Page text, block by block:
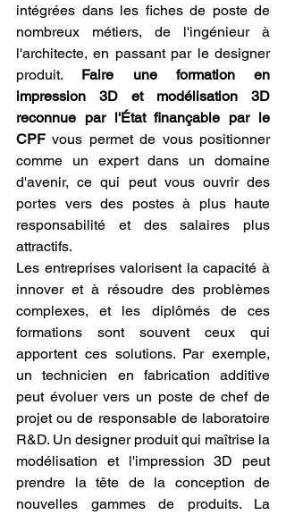
intégrées dans les fiches de poste de
nombreux métiers, de l'ingénieur à
l'architecte, en passant par le designer
produit. Faire une formation en
impression 3D et modélisation 3D
reconnue par l'État finançable par le
CPF vous permet de vous positionner
comme un expert dans un domaine
d'avenir, ce qui peut vous ouvrir des
portes vers des postes à plus haute
responsabilité et des salaires plus
attractifs.
Les entreprises valorisent la capacité à
innover et à résoudre des problèmes
complexes, et les diplômés de ces
formations sont souvent ceux qui
apportent ces solutions. Par exemple,
un technicien en fabrication additive
peut évoluer vers un poste de chef de
projet ou de responsable de laboratoire
R&D. Un designer produit qui maîtrise la
modélisation et l'impression 3D peut
prendre la tête de la conception de
nouvelles gammes de produits. La